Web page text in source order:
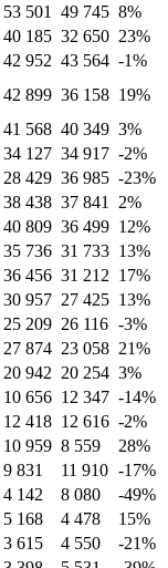
53 501 49 745 8%
40 185 32 650 23%
42 952 43 564 -1%
42 899 36 158 19%
41 568 40 349 3%
34 127 34 917 -2%
28 429 36 985 -23%
38 438 37 841
2%
40 809 36 499 12%
35 736 31 733 13%
36 456 31 212 17%
30 957 27 425 13%
25 209 26 116 -3%
27 874 23 058 21%
20 942 20 254 3%
10 656 12 347 -14%
12 418 12 616 -2%
10 959 8 559
28%
9 831 11 910 -17%
4 142 8 080
-49%
5 168 4 478
15%
3 615 4 550
-21%